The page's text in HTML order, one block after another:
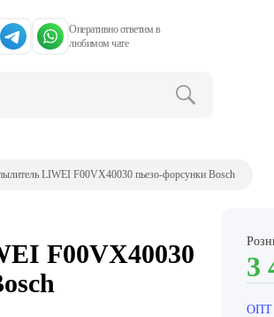
Оперативно ответим в
любимом чате
LIWEI F00VX40030 пьезо-форсунки Bosch
3
ОПТ
F00VX40030